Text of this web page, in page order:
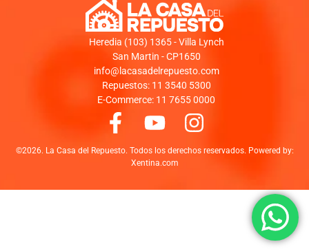
Heredia (103) 1365 - Villa Lynch
San Martin - CP1650
info@lacasadelrepuesto.com
Repuestos: 11 3540 5300
E-Commerce: 11 7655 0000
©2026. La Casa del Repuesto. Todos los derechos reservados. Powered by:
Xentina.com